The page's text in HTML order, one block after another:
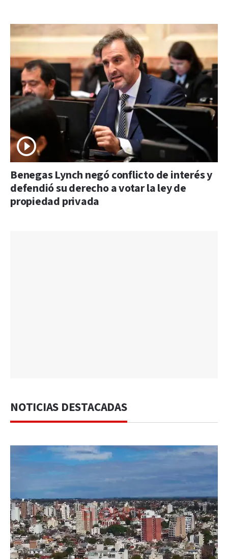
Benegas Lynch negó conflicto de interés y
defendió su derecho a votar la ley de
propiedad privada
NOTICIAS DESTACADAS